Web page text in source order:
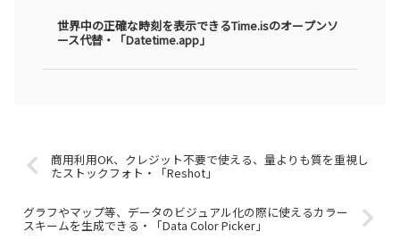
世界中の正確な時刻を表示できるTime.isのオープンソ
ース代替・「Datetime.app」
商用利用OK、クレジット不要で使える、量よりも質を重視し
たストックフォト・「Reshot」
グラフやマップ等、データのビジュアル化の際に使えるカラー
スキームを生成できる・「Data Color Picker」